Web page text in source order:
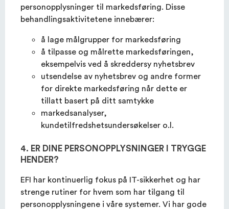
personopplysninger til markedsføring. Disse
behandlingsaktivitetene innebærer:
å lage målgrupper for markedsføring
å tilpasse og målrette markedsføringen,
eksempelvis ved å skreddersy nyhetsbrev
utsendelse av nyhetsbrev og andre former
for direkte markedsføring når dette er
tillatt basert på ditt samtykke
markedsanalyser,
kundetilfredshetsundersøkelser o.l.
4. ER DINE PERSONOPPLYSNINGER I TRYGGE
HENDER?
EFI har kontinuerlig fokus på IT-sikkerhet og har
strenge rutiner for hvem som har tilgang til
personopplysningene i våre systemer. Vi har gode